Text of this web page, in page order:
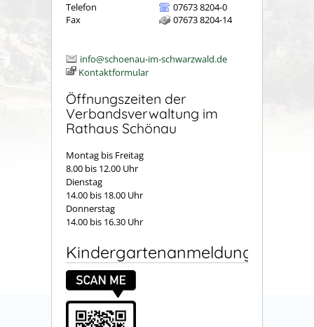
Telefon
07673 8204-0
Fax
07673 8204-14
info@schoenau-im-schwarzwald.de
Kontaktformular
Öffnungszeiten der
Verbandsverwaltung im
Rathaus Schönau
Montag bis Freitag
8.00 bis 12.00 Uhr
Dienstag
14.00 bis 18.00 Uhr
Donnerstag
14.00 bis 16.30 Uhr
Kindergartenanmeldung